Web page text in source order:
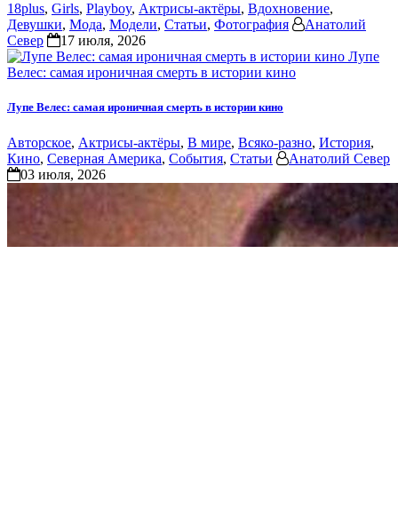
18plus, Girls, Playboy, Актрисы-актёры, Вдохновение,
Девушки, Мода, Модели, Статьи, Фотография
Анатолий
Север
17 июля, 2026
Лупе
Велес: самая ироничная смерть в истории кино
Лупе Велес: самая ироничная смерть в истории кино
Авторское, Актрисы-актёры, В мире, Всяко-разно, История,
Кино, Северная Америка, События, Статьи
Анатолий Север
03 июля, 2026